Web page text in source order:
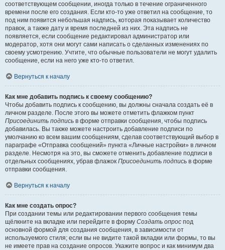
соответствующем сообщении, иногда только в течение ограниченного
времени после его создания. Если кто-то уже ответил на сообщение, то
под ним появится небольшая надпись, которая показывает количество
правок, а также дату и время последней из них. Эта надпись не
появляется, если сообщение редактировал администратор или
модератор, хотя они могут сами написать о сделанных изменениях по
своему усмотрению. Учтите, что обычные пользователи не могут удалить
сообщение, если на него уже кто-то ответил.
Вернуться к началу
Как мне добавить подпись к своему сообщению?
Чтобы добавить подпись к сообщению, вы должны сначала создать её в
личном разделе. После этого вы можете отметить флажком пункт
Присоединить подпись в форме отправки сообщения, чтобы подпись
добавилась. Вы также можете настроить добавление подписи по
умолчанию ко всем вашим сообщениям, сделав соответствующий выбор в
параграфе «Отправка сообщений» пункта «Личные настройки» в личном
разделе. Несмотря на это, вы сможете отменить добавление подписи в
отдельных сообщениях, убрав флажок Присоединить подпись в форме
отправки сообщения.
Вернуться к началу
Как мне создать опрос?
При создании темы или редактировании первого сообщения темы
щёлкните на вкладке или перейдите в форму Создать опрос под
основной формой для создания сообщения, в зависимости от
используемого стиля; если вы не видите такой вкладки или формы, то вы
не имеете прав на создание опросов. Укажите вопрос и как минимум два